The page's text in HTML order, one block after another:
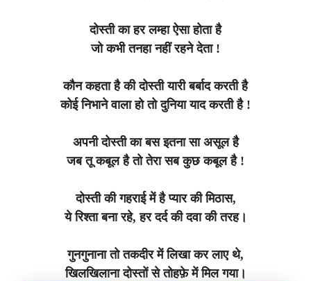
दोस्ती का हर लम्हा ऐसा होता है
जो कभी तनहा नहीं रहने देता !
कौन कहता है की दोस्ती यारी बर्बाद करती है
कोई निभाने वाला हो तो दुनिया याद करती है !
अपनी दोस्ती का बस इतना सा असूल है
जब तू कबूल है तो तेरा सब कुछ कबूल है !
दोस्ती की गहराई में है प्यार की मिठास,
ये रिश्ता बना रहे, हर दर्द की दवा की तरह।
गुनगुनाना तो तकदीर में लिखा कर लाए थे,
खिलखिलाना दोस्तों से तोहफ़े में मिल गया।